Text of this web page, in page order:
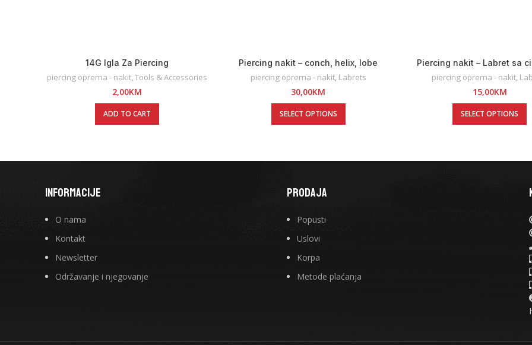
14G Igla Za Piercing
piercing oprema - nakit,Tools & Accessories
2,00KM
ADD TO CART
Piercing nakit – conch, helix, lobe
piercing oprema - nakit, Labrets
30,00KM
SELECT OPTIONS
Piercing nakit – Labret sa
piercing oprema - nakit,
15,00KM
SELECT OPTIONS
INFORMACIJE
O nama
Kontakt
Newsletter
Održavanje i njegovanje
PRODAJA
Popusti
Uslovi
Korpa
Metode plaćanja